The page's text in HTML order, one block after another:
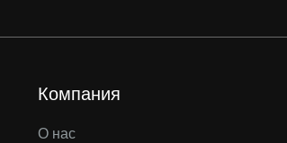
Компания
О нас